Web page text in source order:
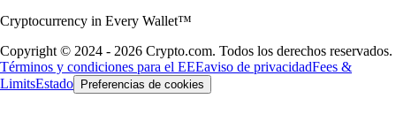
Cryptocurrency in Every Wallet™
Copyright © 2024 - 2026 Crypto.com. Todos los derechos reservados.
Términos y condiciones para el EEEaviso de privacidadFees &
LimitsEstado Preferencias de cookies